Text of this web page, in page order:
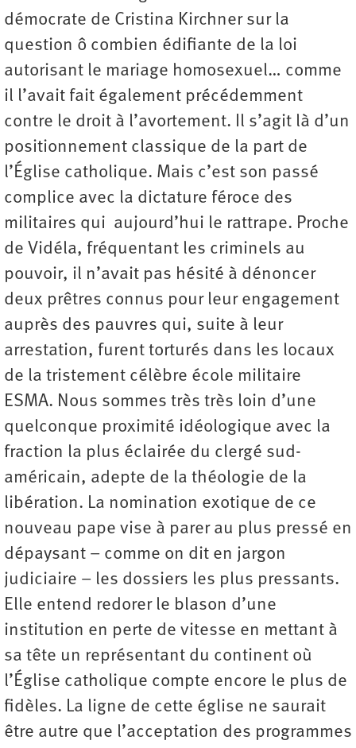
démocrate de Cristina Kirchner sur la
question ô combien édifiante de la loi
autorisant le mariage homosexuel… comme
il l’avait fait également précédemment
contre le droit à l’avortement. Il s’agit là d’un
positionnement classique de la part de
l’Église catholique. Mais c’est son passé
complice avec la dictature féroce des
militaires qui aujourd’hui le rattrape. Proche
de Vidéla, fréquentant les criminels au
pouvoir, il n’avait pas hésité à dénoncer
deux prêtres connus pour leur engagement
auprès des pauvres qui, suite à leur
arrestation, furent torturés dans les locaux
de la tristement célèbre école militaire
ESMA. Nous sommes très très loin d’une
quelconque proximité idéologique avec la
fraction la plus éclairée du clergé sud-
américain, adepte de la théologie de la
libération. La nomination exotique de ce
nouveau pape vise à parer au plus pressé en
dépaysant – comme on dit en jargon
judiciaire – les dossiers les plus pressants.
Elle entend redorer le blason d’une
institution en perte de vitesse en mettant à
sa tête un représentant du continent où
l’Église catholique compte encore le plus de
fidèles. La ligne de cette église ne saurait
être autre que l’acceptation des programmes